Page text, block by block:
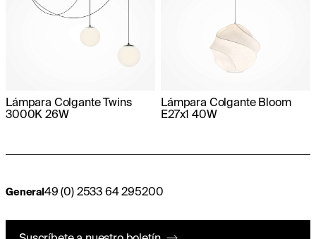
Lámpara Colgante Twins
3000K 26W
Lámpara Colgante Bloom
E27x1 40W
General 49 (0) 2533 64 295200